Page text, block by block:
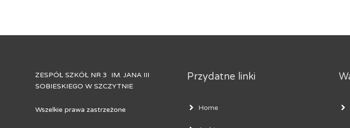
ZESPÓŁ SZKÓŁ NR 3 IM. JANA III
SOBIESKIEGO W SZCZYTNIE
Wszelkie prawa zastrzeżone
Przydatne linki
Home